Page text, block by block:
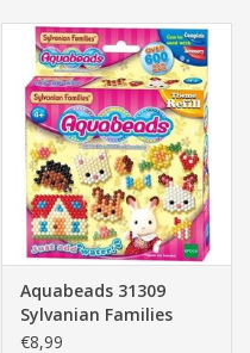
Aquabeads 31309
Sylvanian Families
€8,99